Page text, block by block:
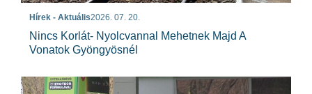
Hírek - Aktuális2026. 07. 20.
Nincs Korlát- Nyolcvannal Mehetnek Majd A
Vonatok Gyöngyösnél